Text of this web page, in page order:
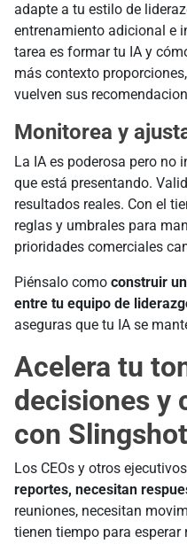
adapte a tu estilo de
entrenamiento adicional e
tarea es formar tu IA y
más contexto
vuelven sus
Monitorea y
La IA es poderosa pero no
que está presentando.
resultados reales. Con el
reglas y umbrales para
prioridades comerciales
Piénsalo como construir
entre tu equipo de
aseguras que tu IA se
Acelera tu
decisiones y
con Slingshot
Los CEOs y otros
reportes, necesitan
reuniones, necesitan
tienen tiempo para